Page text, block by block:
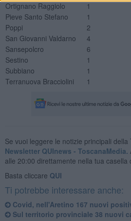
Ortignano Raggiolo
1
Pieve Santo Stefano
1
Poppi
2
San Giovanni Valdarno
4
Sansepolcro
6
Sestino
1
Subbiano
1
Terranuova Bracciolini
1
Se vuoi leggere le notizie principali della
Newsletter QUInews - ToscanaMedia.
alle 20:00 direttamente nella tua casella
Basta cliccare QUI
Ti potrebbe interessare anche:
Covid, nell'Aretino 167 nuovi
Sul territorio provinciale 38 nuovi